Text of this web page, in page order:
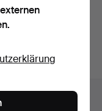
aus unserem